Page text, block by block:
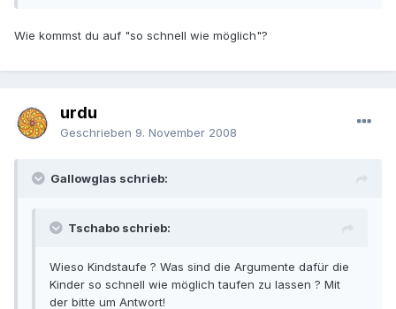
Wie kommst du auf "so schnell wie möglich"?
urdu
Geschrieben 9. November 2008
Gallowglas schrieb:
Tschabo schrieb:
Wieso Kindstaufe ? Was sind die Argumente dafür die
Kinder so schnell wie möglich taufen zu lassen ? Mit
der bitte um Antwort!